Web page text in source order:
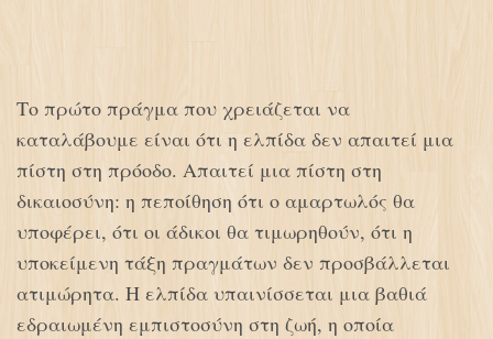
Tο πρώτο πράγμα που χρειάζεται να
καταλάβουμε είναι ότι η ελπίδα δεν απαιτεί μια
πίστη στη πρόοδο. Απαιτεί μια πίστη στη
δικαιοσύνη: η πεποίθηση ότι ο αμαρτωλός θα
υποφέρει, ότι οι άδικοι θα τιμωρηθούν, ότι η
υποκείμενη τάξη πραγμάτων δεν προσβάλλεται
ατιμώρητα. Η ελπίδα υπαινίσσεται μια βαθιά
εδραιωμένη εμπιστοσύνη στη ζωή, η οποία